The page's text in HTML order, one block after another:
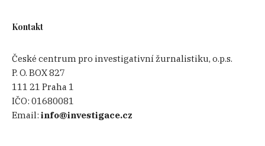
Kontakt
České centrum pro investigativní žurnalistiku, o.p.s.
P. O. BOX 827
111 21 Praha 1
IČO:01680081
Email:info@investigace.cz